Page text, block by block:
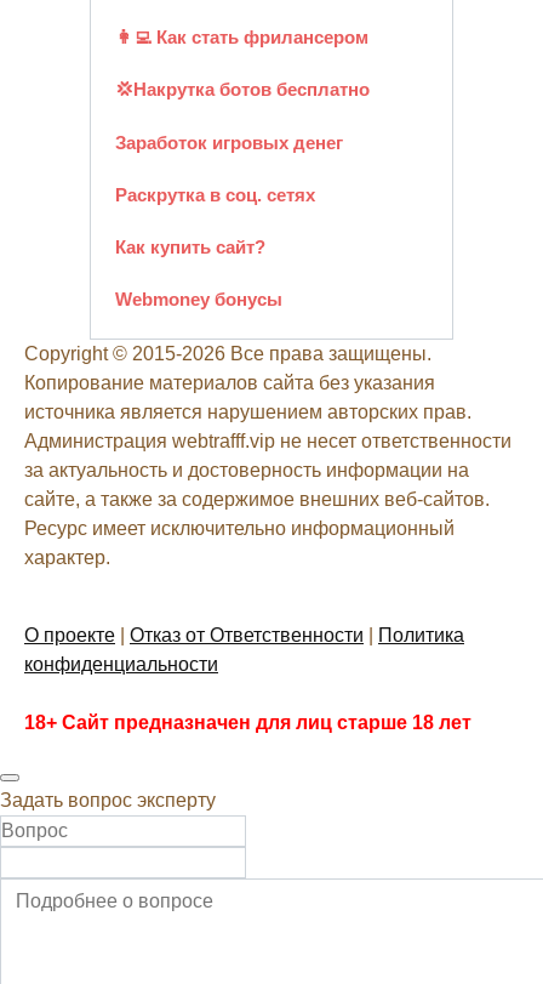
👩‍💻 Как стать фрилансером
💢Накрутка ботов бесплатно
Заработок игровых денег
Раскрутка в соц. сетях
Как купить сайт?
Webmoney бонусы
Copyright © 2015-2026 Все права защищены.
Копирование материалов сайта без указания
источника является нарушением авторских прав.
Администрация webtrafff.vip не несет ответственности
за актуальность и достоверность информации на
сайте, а также за содержимое внешних веб-сайтов.
Ресурс имеет исключительно информационный
характер.
О проекте Отказ от Ответственности
Политика
конфиденциальности
18+ Сайт предназначен для лиц старше 18 лет
Задать вопрос эксперту